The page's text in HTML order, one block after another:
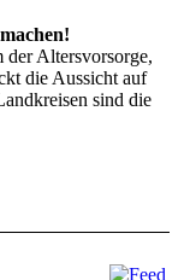
der Altersvorsorge,
die Aussicht auf
sind die